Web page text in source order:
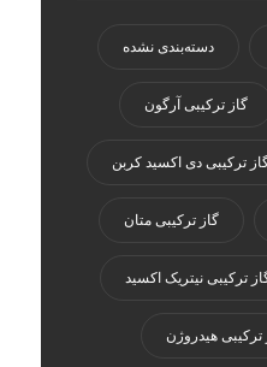
دسته‌بندی نشده
گاز ترکیبی آرگون
ترکیبی دی اکسید کربن
گاز ترکیبی متان
ترکیبی نیتریک اکسید
ترکیبی هیدروژن